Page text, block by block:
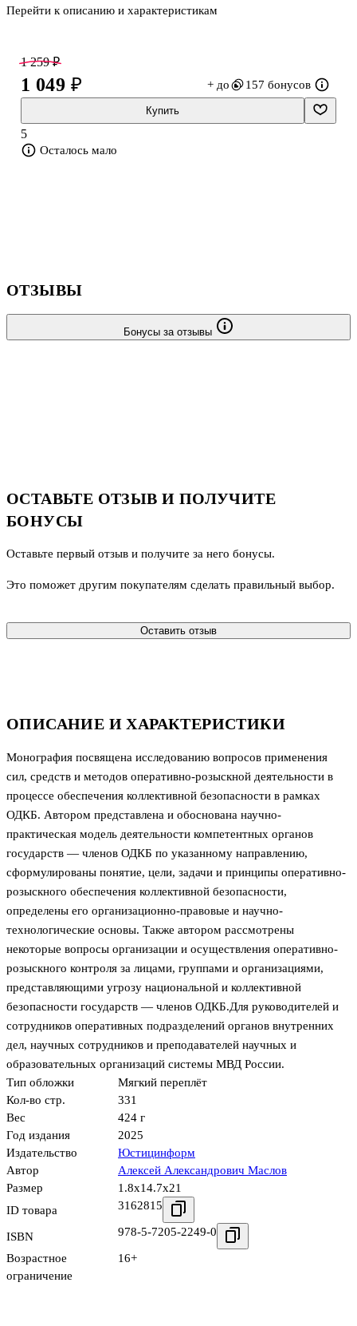
государств — членов ОДКБ по указанному направлению,
определены его организационно-правовые и научно-
технологические основы. Также автором рассмотрены
некоторые вопросы организации и осуществления оперативно-
розыскного контроля за лицами, группами и организациями,
представляющими угрозу национальной и коллективной безопа
Перейти к описанию и характеристикам
1 259 ₽
1 049 ₽ + до 157 бонусов
Купить
5
Осталось мало
ОПИСАНИЕ И ХАРАКТЕРИСТИКИ
Монография посвящена исследованию вопросов применения
сил, средств и методов оперативно-розыскной деятельности в
процессе обеспечения коллективной безопасности в рамках
ОДКБ. Автором представлена и обоснована научно-
практическая модель деятельности компетентных органов
государств — членов ОДКБ по указанному направлению,
сформулированы понятие, цели, задачи и принципы оперативно-
розыскного обеспечения коллективной безопасности,
определены его организационно-правовые и научно-
технологические основы. Также автором рассмотрены
некоторые вопросы организации и осуществления оперативно-
розыскного контроля за лицами, группами и организациями,
представляющими угрозу национальной и коллективной
безопасности государств — членов ОДКБ.Для руководителей и
сотрудников оперативных подразделений органов внутренних
дел, научных сотрудников и преподавателей научных и
образовательных организаций системы МВД России.
Тип обложки
Мягкий переплёт
Кол-во стр.
331
Вес
424 г
Год издания
2025
Издательство
Юстицинформ
Автор
Алексей Александрович Маслов
Размер
1.8x14.7x21
ID товара
3162815
ISBN 978-5-7205-2249-0
Возрастное
ограничение
16+
ОТЗЫВЫ
Бонусы за отзывы
ОСТАВЬТЕ ОТЗЫВ И ПОЛУЧИТЕ
БОНУСЫ
Оставьте первый отзыв и получите за него бонусы.
Это поможет другим покупателям сделать правильный выбор.
Оставить отзыв